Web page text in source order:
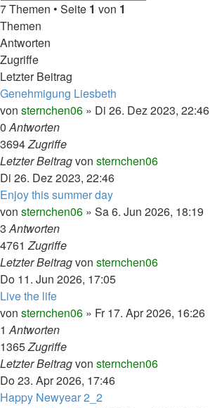
7 Themen • Seite 1 von 1
Themen
Antworten
Zugriffe
Letzter Beitrag
Genehmigung Liesbeth
von sternchen06 » Di 26. Dez 2023, 22:46
0Antworten
3694Zugriffe
Letzter Beitragvon sternchen06
Di 26. Dez 2023, 22:46
Enjoy this summer day
von sternchen06 » Sa 6. Jun 2026, 18:19
3Antworten
4761Zugriffe
Letzter Beitragvon sternchen06
Do 11. Jun 2026, 17:05
Live the life
von sternchen06 » Fr 17. Apr 2026, 16:26
1Antworten
1365Zugriffe
Letzter Beitragvon sternchen06
Do 23. Apr 2026, 17:46
Happy Newyear 2_2